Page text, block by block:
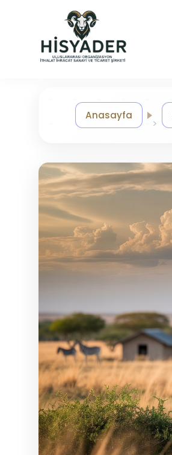
Anasayfa